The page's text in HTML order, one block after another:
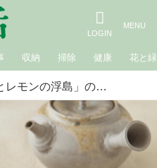
収納 掃除 健康 花と緑
「煎茶とレモンの浮島」のつくり方。米粉と白あんでつくる‟お茶請けにぴったり”の蒸し菓子／菓子研究家・本間節子さんのお茶の風味を楽しむお菓子